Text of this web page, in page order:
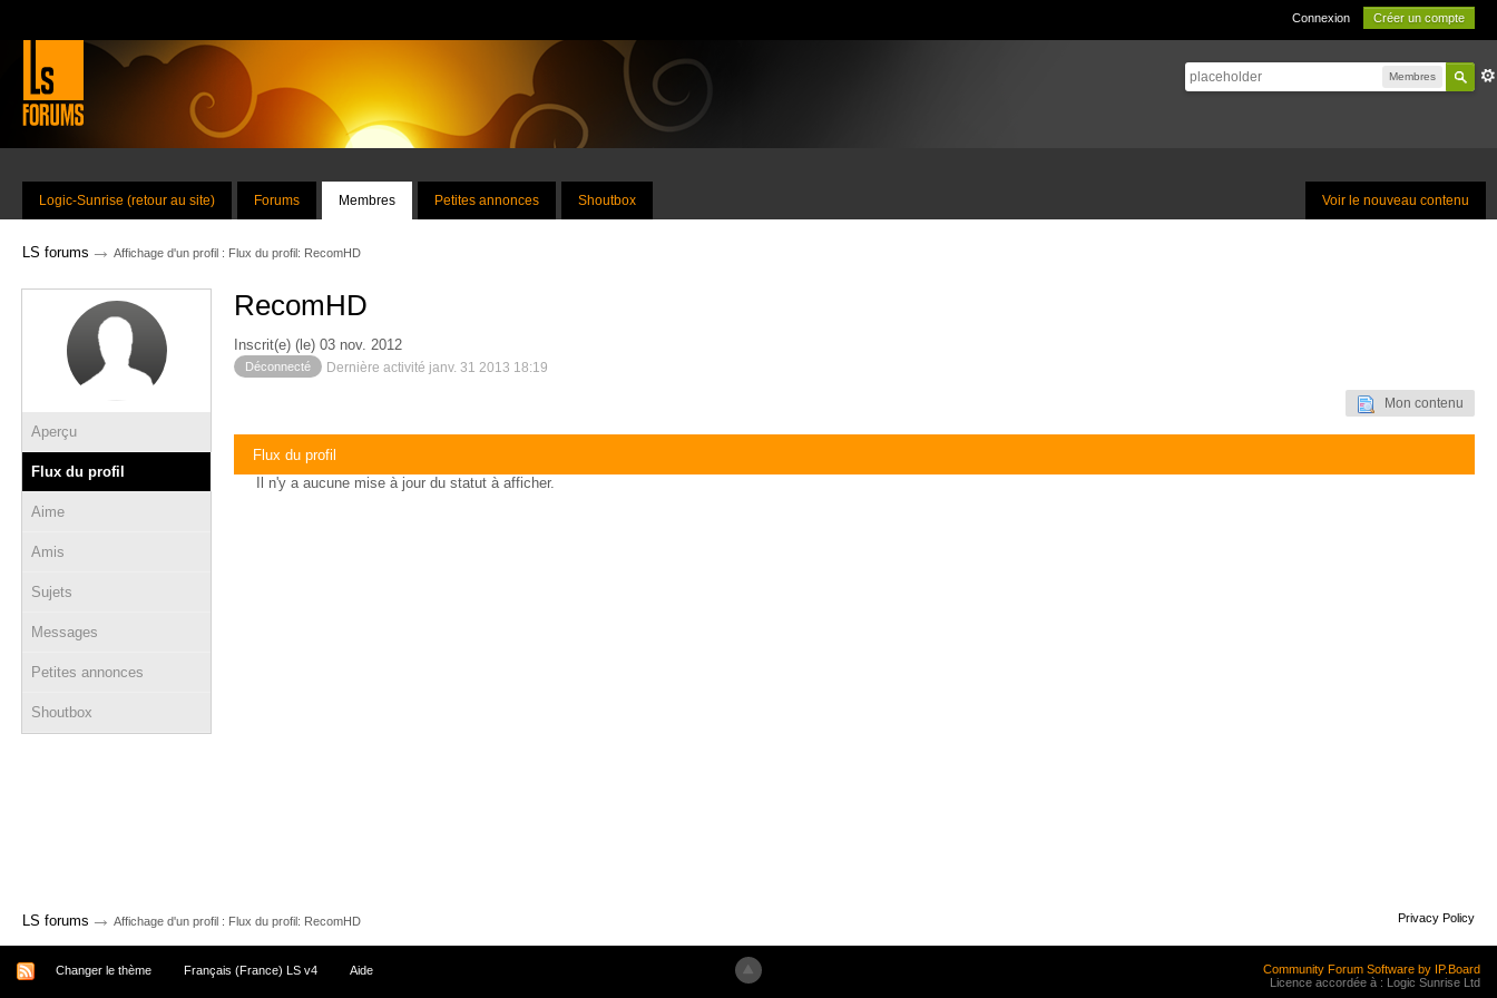
Connexion Créer un compte
Membres
Voir le nouveau contenu
Logic-Sunrise (retour au site) Forums Membres Petites annonces Shoutbox
LS forums → Affichage d'un profil : Flux du profil: RecomHD
Aperçu
Flux du profil
Aime
Amis
Sujets
Messages
Petites annonces
Shoutbox
RecomHD
Inscrit(e) (le) 03 nov. 2012
Déconnecté Dernière activité janv. 31 2013 18:19
Mon contenu
Flux du profil
Il n'y a aucune mise à jour du statut à afficher.
LS forums → Affichage d'un profil : Flux du profil: RecomHD Privacy Policy
Changer le thème Français (France) LS v4 Aide
Community Forum Software by IP.Board
Licence accordée à : Logic Sunrise Ltd